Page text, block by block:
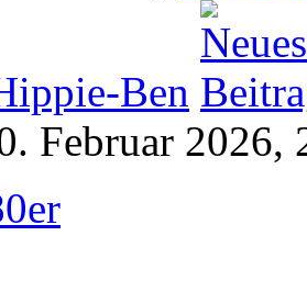
Ben
Februar 2026,